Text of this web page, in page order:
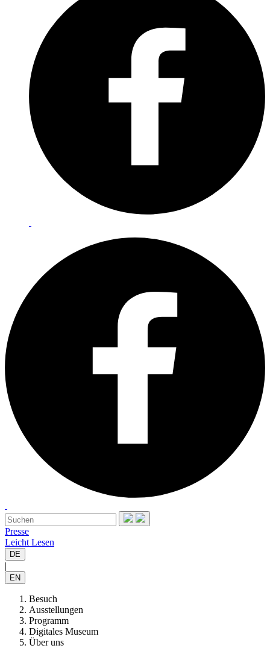
Presse
Leicht Lesen
DE
|
EN
Besuch
Ausstellungen
Programm
Digitales Museum
Über uns